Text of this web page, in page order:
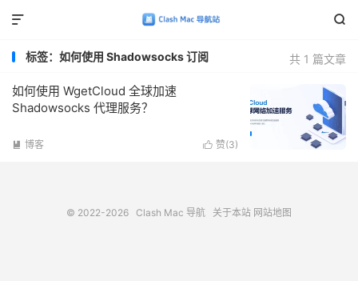


共 1 篇文章
标签：如何使用 Shadowsocks 订阅
如何使用 WgetCloud 全球加速
Shadowsocks 代理服务？
 赞(3)
 博客
© 2022-2026 Clash Mac 导航 关于本站 网站地图